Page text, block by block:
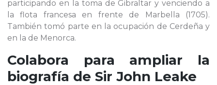
participando en la toma de Gibraltar y venciendo a
la flota francesa en frente de Marbella (1705).
También tomó parte en la ocupación de Cerdeña y
en la de Menorca.
Colabora para ampliar la
biografía de Sir John Leake